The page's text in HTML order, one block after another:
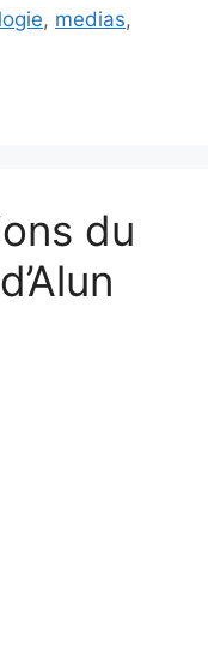
, medias,
du